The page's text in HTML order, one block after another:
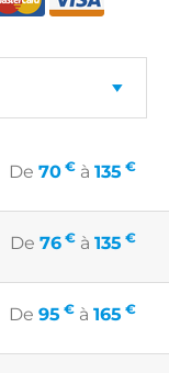
De 70 € à 135 €
De 76 € à 135 €
De 95 € à 165 €